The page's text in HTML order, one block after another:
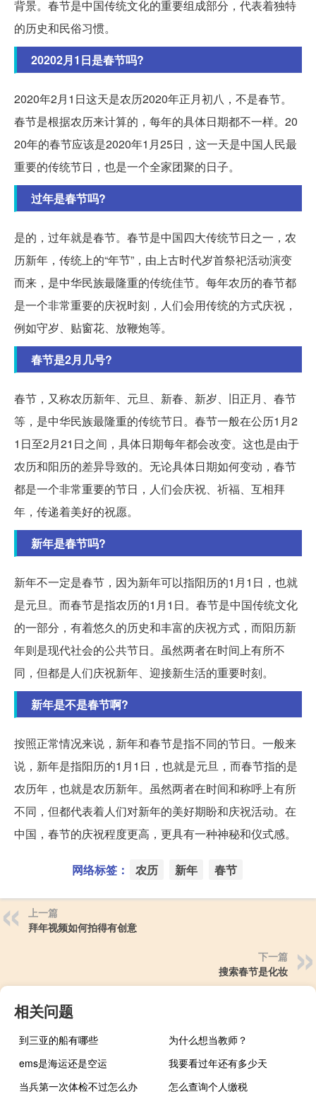
背景。春节是中国传统文化的重要组成部分，代表着独特
的历史和民俗习惯。
20202月1日是春节吗?
2020年2月1日这天是农历2020年正月初八，不是春节。
春节是根据农历来计算的，每年的具体日期都不一样。20
20年的春节应该是2020年1月25日，这一天是中国人民最
重要的传统节日，也是一个全家团聚的日子。
过年是春节吗?
是的，过年就是春节。春节是中国四大传统节日之一，农
历新年，传统上的“年节”，由上古时代岁首祭祀活动演变
而来，是中华民族最隆重的传统佳节。每年农历的春节都
是一个非常重要的庆祝时刻，人们会用传统的方式庆祝，
例如守岁、贴窗花、放鞭炮等。
春节是2月几号?
春节，又称农历新年、元旦、新春、新岁、旧正月、春节
等，是中华民族最隆重的传统节日。春节一般在公历1月2
1日至2月21日之间，具体日期每年都会改变。这也是由于
农历和阳历的差异导致的。无论具体日期如何变动，春节
都是一个非常重要的节日，人们会庆祝、祈福、互相拜
年，传递着美好的祝愿。
新年是春节吗?
新年不一定是春节，因为新年可以指阳历的1月1日，也就
是元旦。而春节是指农历的1月1日。春节是中国传统文化
的一部分，有着悠久的历史和丰富的庆祝方式，而阳历新
年则是现代社会的公共节日。虽然两者在时间上有所不
同，但都是人们庆祝新年、迎接新生活的重要时刻。
新年是不是春节啊?
按照正常情况来说，新年和春节是指不同的节日。一般来
说，新年是指阳历的1月1日，也就是元旦，而春节指的是
农历年，也就是农历新年。虽然两者在时间和称呼上有所
不同，但都代表着人们对新年的美好期盼和庆祝活动。在
中国，春节的庆祝程度更高，更具有一种神秘和仪式感。
网络标签： 农历 新年 春节
上一篇
拜年视频如何拍得有创意
下一篇
搜索春节是化妆
相关问题
到三亚的船有哪些
为什么想当教师？
ems是海运还是空运
我要看过年还有多少天
当兵第一次体检不过怎么办
怎么查询个人缴税